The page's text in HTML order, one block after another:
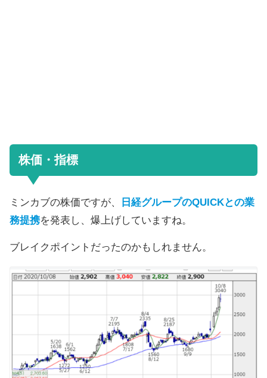
株価・指標
ミンカブの株価ですが、
日経グループのQUICKとの業
務提携を発表し、爆上げしていますね。
ブレイクポイントだったのかもしれません。